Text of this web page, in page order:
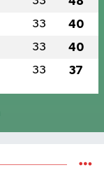
33 40
33 40
33 37